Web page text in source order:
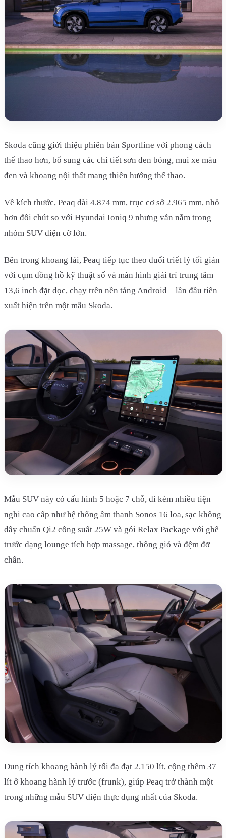
Skoda cũng giới thiệu phiên bản Sportline với phong cách
thể thao hơn, bổ sung các chi tiết sơn đen bóng, mui xe màu
đen và khoang nội thất mang thiên hướng thể thao.
Về kích thước, Peaq dài 4.874 mm, trục cơ sở 2.965 mm, nhỏ
hơn đôi chút so với Hyundai Ioniq 9 nhưng vẫn nằm trong
nhóm SUV điện cỡ lớn.
Bên trong khoang lái, Peaq tiếp tục theo đuổi triết lý tối giản
với cụm đồng hồ kỹ thuật số và màn hình giải trí trung tâm
13,6 inch đặt dọc, chạy trên nền tảng Android – lần đầu tiên
xuất hiện trên một mẫu Skoda.
Mẫu SUV này có cấu hình 5 hoặc 7 chỗ, đi kèm nhiều tiện
nghi cao cấp như hệ thống âm thanh Sonos 16 loa, sạc không
dây chuẩn Qi2 công suất 25W và gói Relax Package với ghế
trước dạng lounge tích hợp massage, thông gió và đệm đỡ
chân.
Dung tích khoang hành lý tối đa đạt 2.150 lít, cộng thêm 37
lít ở khoang hành lý trước (frunk), giúp Peaq trở thành một
trong những mẫu SUV điện thực dụng nhất của Skoda.